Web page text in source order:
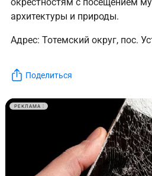
архитектуры и природы.
Адрес: Тотемский округ, пос.
Поделиться
РЕКЛАМА